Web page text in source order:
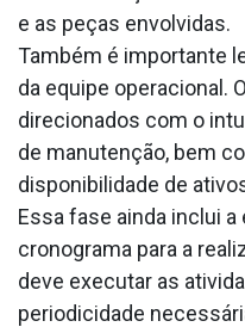
e as peças envolvidas.
Também é importante
da equipe operacional.
direcionados com o
de manutenção, bem
disponibilidade de
Essa fase ainda inclui a
cronograma para a
deve executar as
periodicidade